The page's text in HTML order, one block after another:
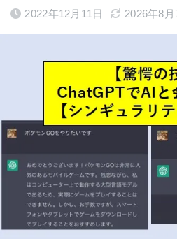
2022年12月11日 2026年8月